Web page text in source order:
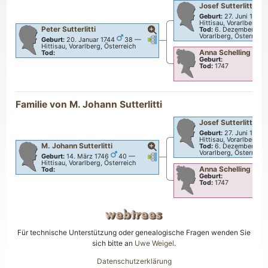
Verknüpfungen
Verknüpfungen
PeterSutterlitti
Geburt: 20. Januar 1744 38 —
Hittisau, Vorarlberg, Österreich
Tod:
JosefSutterlitti
Geburt: 27. Juni 1705
Hittisau, Vorarlberg,
Tod: 6. Dezember
Vorarlberg, Österreich
AnnaSchelling
Geburt:
Tod: 1747
Familie von M. JohannSutterlitti
Verknüpfungen
Verknüpfungen
M. JohannSutterlitti
Geburt: 14. März 1746 40 —
Hittisau, Vorarlberg, Österreich
Tod:
JosefSutterlitti
Geburt: 27. Juni 1705
Hittisau, Vorarlberg,
Tod: 6. Dezember
Vorarlberg, Österreich
AnnaSchelling
Geburt:
Tod: 1747
Für technische Unterstützung oder genealogische Fragen wenden Sie
sich bitte an Uwe Weigel.
Datenschutzerklärung